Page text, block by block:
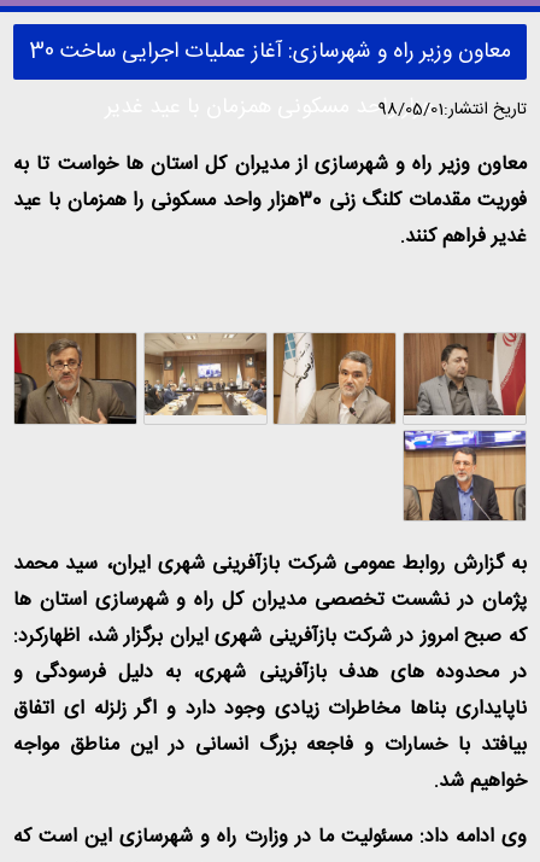
معاون وزیر راه و شهرسازی: آغاز عملیات اجرایی ساخت 30
هزار واحد مسکونی همزمان با عید غدیر تاریخ انتشار:98/05/01
معاون وزیر راه و شهرسازی از مدیران کل استان ها خواست تا به
فوریت مقدمات کلنگ زنی 30هزار واحد مسکونی را همزمان با عید
غدیر فراهم کنند.
به گزارش روابط عمومی شرکت بازآفرینی شهری ایران، سید محمد
پژمان در نشست تخصصی مدیران کل راه و شهرسازی استان ها
که صبح امروز در شرکت بازآفرینی شهری ایران برگزار شد، اظهارکرد:
در محدوده های هدف بازآفرینی شهری، به دلیل فرسودگی و
ناپایداری بناها مخاطرات زیادی وجود دارد و اگر زلزله ای اتفاق
بیافتد با خسارات و فاجعه بزرگ انسانی در این مناطق مواجه
خواهیم شد.
وی ادامه داد: مسئولیت ما در وزارت راه و شهرسازی این است که